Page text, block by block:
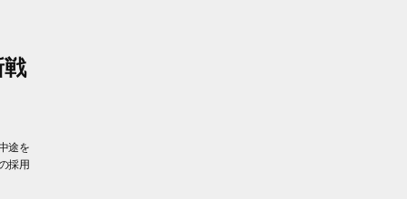
途を
採用